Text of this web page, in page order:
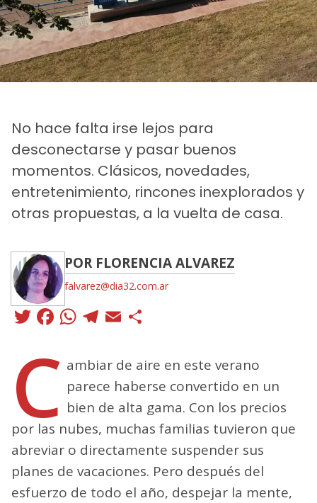
No hace falta irse lejos para
desconectarse y pasar buenos
momentos. Clásicos, novedades,
entretenimiento, rincones inexplorados y
otras propuestas, a la vuelta de casa.
POR FLORENCIA ALVAREZ
falvarez@dia32.com.ar
Twitter
Facebook
WhatsApp
Telegram
Email
C ambiar de aire en este verano
parece haberse convertido en un
bien de alta gama. Con los precios
por las nubes, muchas familias tuvieron que
abreviar o directamente suspender sus
planes de vacaciones. Pero después del
esfuerzo de todo el año, despejar la mente,